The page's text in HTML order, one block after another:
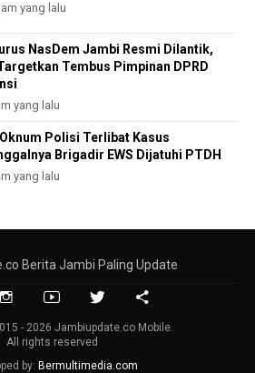
yang lalu
NasDem Jambi Resmi Dilantik,
Tembus Pimpinan DPRD
yang lalu
Polisi Terlibat Kasus
Brigadir EWS Dijatuhi PTDH
yang lalu
Berita Jambi Paling Update
- 2026 Jambiupdate.co Mobile.
All rights reserved
by: Bermultimedia.com